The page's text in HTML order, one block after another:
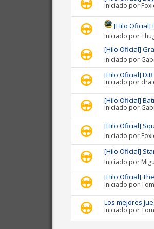
Iniciado por
[Hilo Oficial]
Iniciado por
[Hilo Oficial]
Iniciado por
[Hilo Oficial]
Iniciado por
[Hilo Oficial]
Iniciado por
[Hilo Oficial]
Iniciado por
[Hilo Oficial]
Iniciado por
[Hilo Oficial]
Iniciado por
Los mejores
Iniciado por